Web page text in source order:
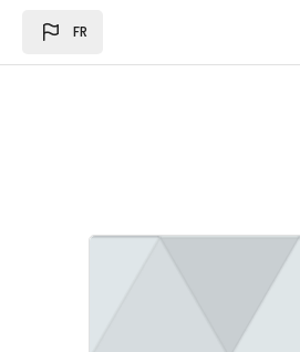
FR
Image du cours Loi des